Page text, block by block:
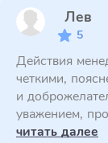
Лев
5
Действия
четкими,
и
уважением,
читать далее